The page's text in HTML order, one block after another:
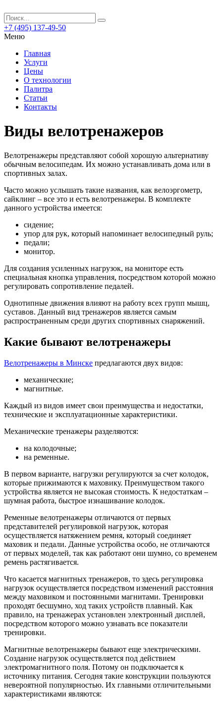
+7 (495) 137-49-50
Меню
Главная
Услуги
Цены
О технологии
Палитра
Статьи
Контакты
Виды велотренажеров
Велотренажеры представляют собой хорошую альтернативу
обычным велосипедам. Их можно устанавливать дома или в
спортивных залах.
Часто можно услышать такие названия, как велоэргометр,
сайклинг – все это и есть велотренажеры. В комплекте
данного устройства имеется:
сидение;
упор для рук, который напоминает велосипедный руль;
педали;
монитор.
Для создания усиленных нагрузок, на мониторе есть
специальная кнопка управления, посредством которой можно
регулировать сопротивление педалей.
Однотипные движения влияют на работу всех групп мышц,
суставов. Данный вид тренажеров является самым
распространенным среди других спортивных снаряжений.
Какие бывают велотренажеры
Велотренажеры в Минске предлагаются двух видов:
механические;
магнитные.
Каждый из видов имеет свои преимущества и недостатки,
технические и эксплуатационные характеристики.
Механические тренажеры разделяются:
на колодочные;
на ременные.
В первом варианте, нагрузки регулируются за счет колодок,
которые прижимаются к маховику. Преимуществом такого
устройства является не высокая стоимость. К недостаткам –
шумная работа, быстрое изнашивание колодок.
Ременные велотренажеры отличаются от первых
представителей регулировкой нагрузок, которая
осуществляется натяжением ремня, который соединяет
маховик и педали. Данные устройства особо, не отличаются
от первых моделей, так как работают они шумно, со временем
ремень растягивается.
Что касается магнитных тренажеров, то здесь регулировка
нагрузок осуществляется посредством изменений расстояния
между маховиком и постоянными магнитами. Тренировки
проходят бесшумно, ход таких устройств плавный. Как
правило, на тренажерах установлен электронный дисплей,
посредством которого можно узнавать все показатели
тренировки.
Магнитные велотренажеры бывают еще электрическими.
Создание нагрузок осуществляется под действием
электромагнитного поля. Потому он подключается к
источнику питания. Сегодня такие конструкции пользуются
невероятной популярностью. Их главными отличительными
характеристиками являются: